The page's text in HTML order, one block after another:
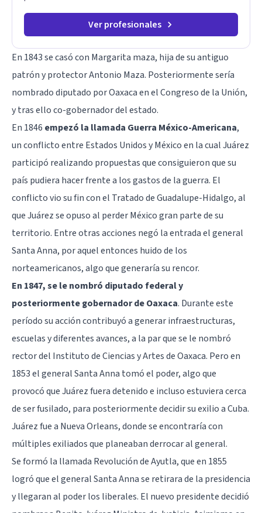
Ver profesionales
En 1843 se casó con Margarita maza, hija de su antiguo
patrón y protector Antonio Maza. Posteriormente sería
nombrado diputado por Oaxaca en el Congreso de la Unión,
y tras ello co-gobernador del estado.
En 1846 empezó la llamada Guerra México-Americana,
un conflicto entre Estados Unidos y México en la cual Juárez
participó realizando propuestas que consiguieron que su
país pudiera hacer frente a los gastos de la guerra. El
conflicto vio su fin con el Tratado de Guadalupe-Hidalgo, al
que Juárez se opuso al perder México gran parte de su
territorio. Entre otras acciones negó la entrada el general
Santa Anna, por aquel entonces huido de los
norteamericanos, algo que generaría su rencor.
En 1847, se le nombró diputado federal y
posteriormente gobernador de Oaxaca. Durante este
período su acción contribuyó a generar infraestructuras,
escuelas y diferentes avances, a la par que se le nombró
rector del Instituto de Ciencias y Artes de Oaxaca. Pero en
1853 el general Santa Anna tomó el poder, algo que
provocó que Juárez fuera detenido e incluso estuviera cerca
de ser fusilado, para posteriormente decidir su exilio a Cuba.
Juárez fue a Nueva Orleans, donde se encontraría con
múltiples exiliados que planeaban derrocar al general.
Se formó la llamada Revolución de Ayutla, que en 1855
logró que el general Santa Anna se retirara de la presidencia
y llegaran al poder los liberales. El nuevo presidente decidió